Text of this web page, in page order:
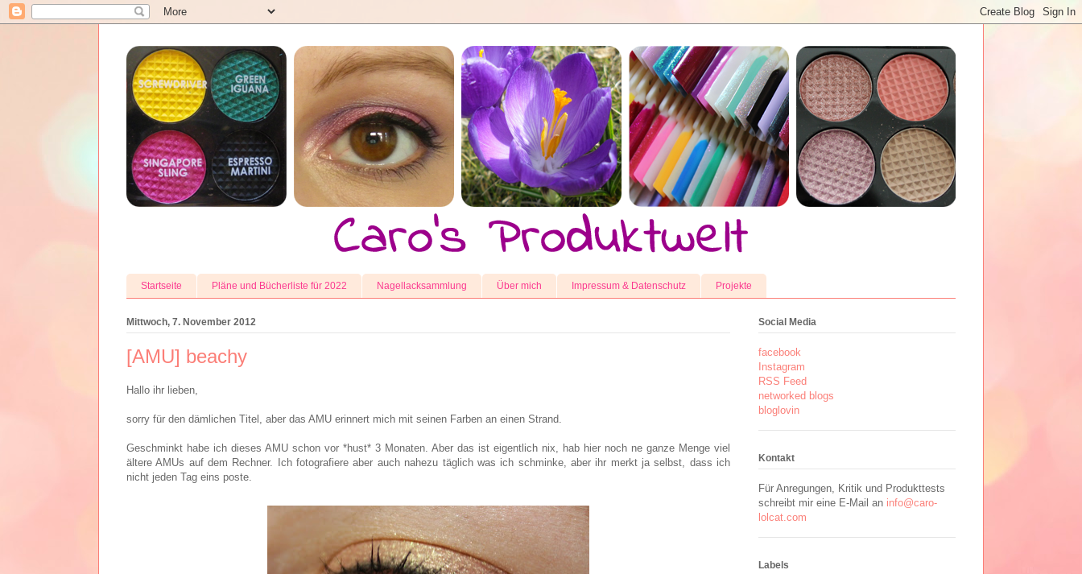
Startseite Pläne und Bücherliste für 2022 Nagellacksammlung Über mich Impressum & Datenschutz Projekte
Mittwoch, 7. November 2012
[AMU] beachy
Hallo ihr lieben,
sorry für den dämlichen Titel, aber das AMU erinnert mich mit seinen Farben an einen Strand.
Geschminkt habe ich dieses AMU schon vor *hust* 3 Monaten. Aber das ist eigentlich nix, hab hier noch ne ganze Menge viel
ältere AMUs auf dem Rechner. Ich fotografiere aber auch nahezu täglich was ich schminke, aber ihr merkt ja selbst, dass ich
nicht jeden Tag eins poste.
Social Media
facebook
Instagram
RSS Feed
networked blogs
bloglovin
Kontakt
Für Anregungen, Kritik und Produkttests
schreibt mir eine E-Mail an info@caro-
lolcat.com
Labels